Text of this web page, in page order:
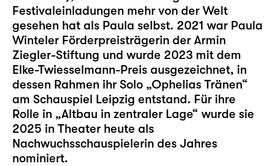
Festivaleinladungen mehr von der Welt
gesehen hat als Paula selbst. 2021 war Paula
Winteler Förderpreisträgerin der Armin
Ziegler-Stiftung und wurde 2023 mit dem
Elke-Twiesselmann-Preis ausgezeichnet, in
dessen Rahmen ihr Solo „Ophelias Tränen“
am Schauspiel Leipzig entstand. Für ihre
Rolle in „Altbau in zentraler Lage“ wurde sie
2025 in Theater heute als
Nachwuchsschauspielerin des Jahres
nominiert.